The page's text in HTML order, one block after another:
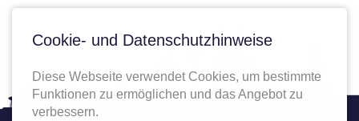
Cookie- und Datenschutzhinweise
Diese Webseite verwendet Cookies, um bestimmte
Funktionen zu ermöglichen und das Angebot zu
verbessern.